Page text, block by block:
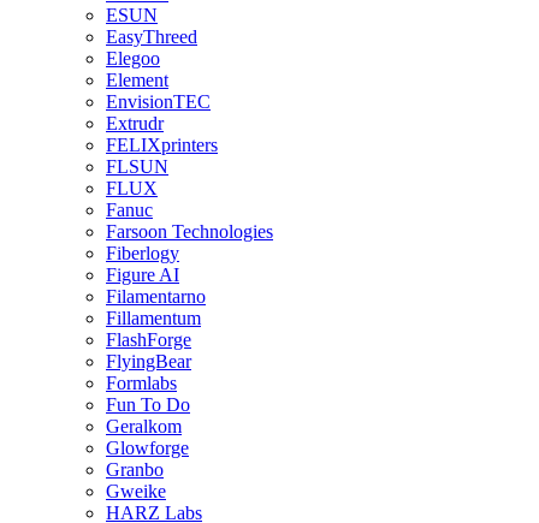
ESUN
EasyThreed
Elegoo
Element
EnvisionTEC
Extrudr
FELIXprinters
FLSUN
FLUX
Fanuc
Farsoon Technologies
Fiberlogy
Figure AI
Filamentarno
Fillamentum
FlashForge
FlyingBear
Formlabs
Fun To Do
Geralkom
Glowforge
Granbo
Gweike
HARZ Labs